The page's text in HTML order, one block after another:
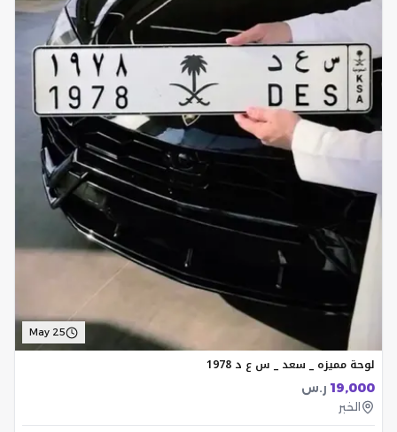
May 25
لوحة مميزه _ سعد _ س ع د 1978
19,000 ر.س
الخبر